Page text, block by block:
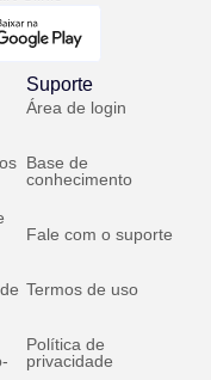
Suporte
Área de login
Base de
conhecimento
Fale com o suporte
Termos de uso
Política de
privacidade